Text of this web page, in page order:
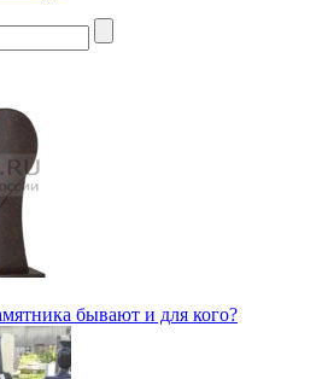
бывают и для кого?